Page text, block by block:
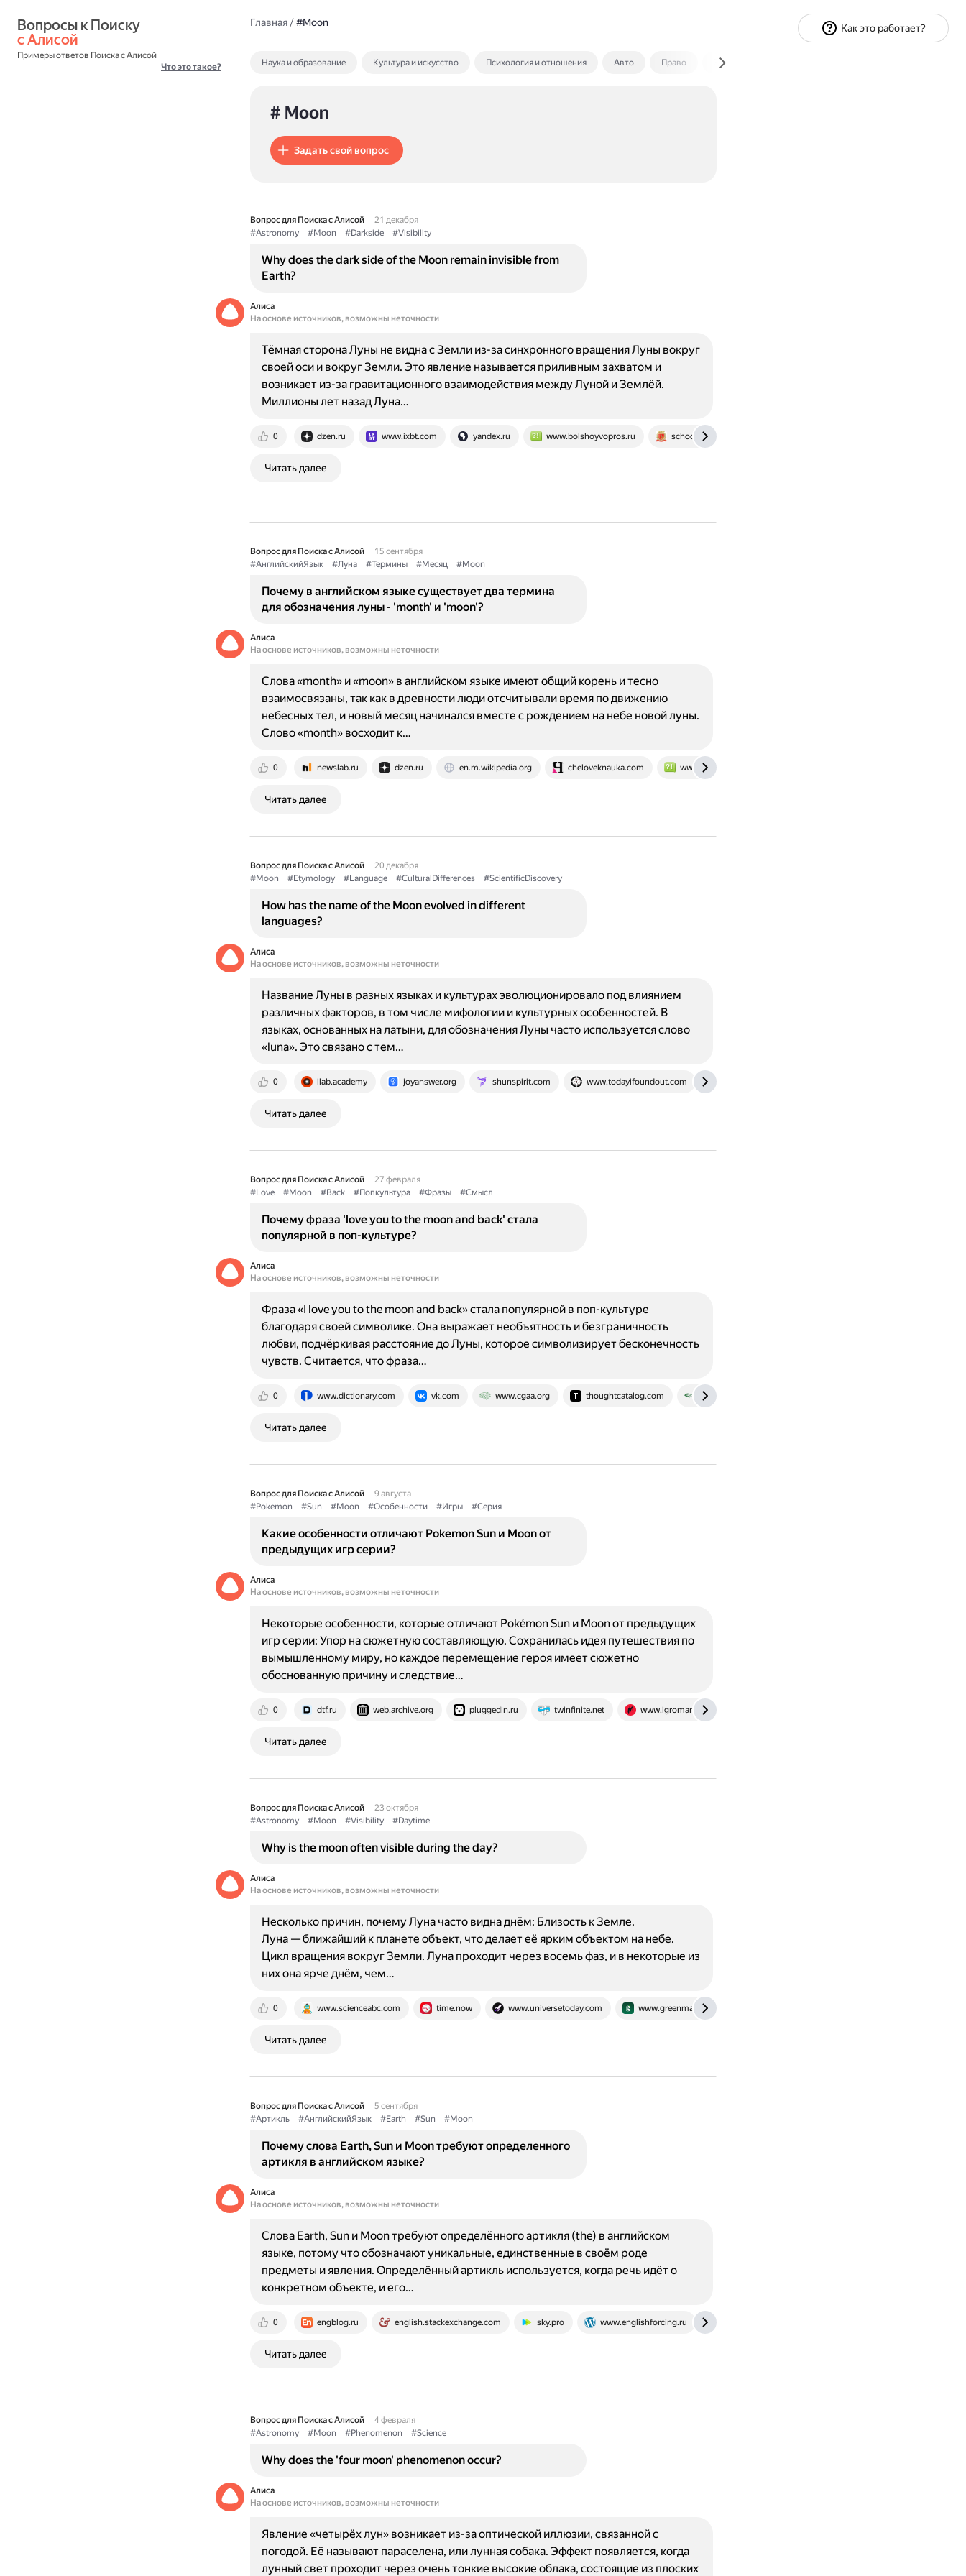
с Алисой
Примеры ответов Поиска с Алисой
Что это такое?
Главная/#Moon
Наука и образование Культура и искусство Психология и отношения Авто Право Экономика и финансы
# Moon
Задать свой вопрос
Вопрос для Поиска с Алисой
21 декабря
#Astronomy
#Moon #Darkside #Visibility
Why does the dark side of the Moon remain invisible from
Earth?
Алиса
На основе источников, возможны неточности
0 dzen.ru www.ixbt.com yandex.ru www.bolshoyvopros.ru school-science.ru
Тёмная сторона Луны не видна с Земли из-за синхронного вращения Луны вокруг
своей оси и вокруг Земли. Это явление называется приливным захватом и
возникает из-за гравитационного взаимодействия между Луной и Землёй.
Миллионы лет назад Луна…
Читать далее
Вопрос для Поиска с Алисой
15 сентября
#АнглийскийЯзык
#Луна #Термины #Месяц #Moon
Почему в английском языке существует два термина
для обозначения луны - 'month' и 'moon'?
Алиса
На основе источников, возможны неточности
0 newslab.ru dzen.ru en.m.wikipedia.org cheloveknauka.com www.bolshoyvopros.ru
Слова «month» и «moon» в английском языке имеют общий корень и тесно
взаимосвязаны, так как в древности люди отсчитывали время по движению
небесных тел, и новый месяц начинался вместе с рождением на небе новой луны.
Слово «month» восходит к…
Читать далее
Вопрос для Поиска с Алисой
20 декабря
#Moon
#Etymology #Language #CulturalDifferences #ScientificDiscovery
How has the name of the Moon evolved in different
languages?
Алиса
На основе источников, возможны неточности
0 ilab.academy joyanswer.org shunspirit.com www.todayifoundout.com
Название Луны в разных языках и культурах эволюционировало под влиянием
различных факторов, в том числе мифологии и культурных особенностей. В
языках, основанных на латыни, для обозначения Луны часто используется слово
«luna». Это связано с тем…
Читать далее
Вопрос для Поиска с Алисой
27 февраля
#Love
#Moon #Back #Попкультура #Фразы #Смысл
Почему фраза 'love you to the moon and back' стала
популярной в поп-культуре?
Алиса
На основе источников, возможны неточности
0 www.dictionary.com vk.com www.cgaa.org thoughtcatalog.com www.betterhelp.com
Фраза «I love you to the moon and back» стала популярной в поп-культуре
благодаря своей символике. Она выражает необъятность и безграничность
любви, подчёркивая расстояние до Луны, которое символизирует бесконечность
чувств. Считается, что фраза…
Читать далее
Вопрос для Поиска с Алисой
9 августа
#Pokemon
#Sun #Moon #Особенности #Игры #Серия
Какие особенности отличают Pokemon Sun и Moon от
предыдущих игр серии?
Алиса
На основе источников, возможны неточности
0 dtf.ru web.archive.org pluggedin.ru twinfinite.net www.igromania.ru
Некоторые особенности, которые отличают Pokémon Sun и Moon от предыдущих
игр серии: Упор на сюжетную составляющую. Сохранилась идея путешествия по
вымышленному миру, но каждое перемещение героя имеет сюжетно
обоснованную причину и следствие…
Читать далее
Вопрос для Поиска с Алисой
23 октября
#Astronomy
#Moon #Visibility #Daytime
Why is the moon often visible during the day?
Алиса
На основе источников, возможны неточности
0 www.scienceabc.com time.now www.universetoday.com www.greenmatters.com
Несколько причин, почему Луна часто видна днём: Близость к Земле.
Луна — ближайший к планете объект, что делает её ярким объектом на небе.
Цикл вращения вокруг Земли. Луна проходит через восемь фаз, и в некоторые из
них она ярче днём, чем…
Читать далее
Вопрос для Поиска с Алисой
5 сентября
#Артикль
#АнглийскийЯзык #Earth #Sun #Moon
Почему слова Earth, Sun и Moon требуют определенного
артикля в английском языке?
Алиса
На основе источников, возможны неточности
0 engblog.ru english.stackexchange.com sky.pro www.englishforcing.ru
Слова Earth, Sun и Moon требуют определённого артикля (the) в английском
языке, потому что обозначают уникальные, единственные в своём роде
предметы и явления. Определённый артикль используется, когда речь идёт о
конкретном объекте, и его…
Читать далее
Вопрос для Поиска с Алисой
4 февраля
#Astronomy
#Moon #Phenomenon #Science
Why does the 'four moon' phenomenon occur?
Алиса
На основе источников, возможны неточности
Явление «четырёх лун» возникает из-за оптической иллюзии, связанной с
погодой. Её называют параселена, или лунная собака. Эффект появляется, когда
лунный свет проходит через очень тонкие высокие облака, состоящие из плоских
Как это работает?